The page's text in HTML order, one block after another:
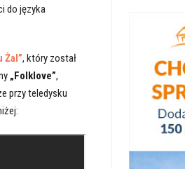
do języka
Żal”, który został
„Folklove”,
przy teledysku